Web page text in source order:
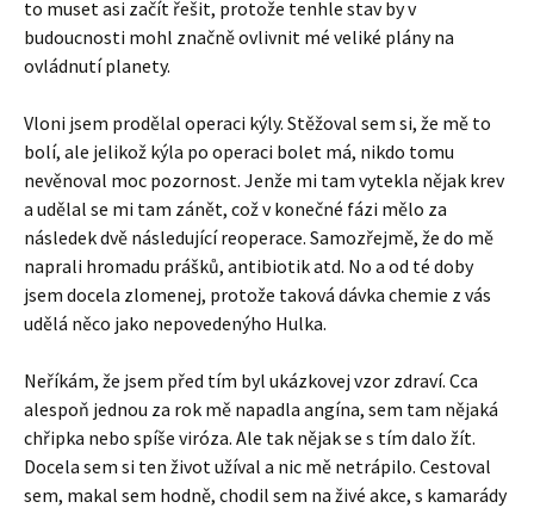
to muset asi začít řešit, protože tenhle stav by v
budoucnosti mohl značně ovlivnit mé veliké plány na
ovládnutí planety.
Vloni jsem prodělal operaci kýly. Stěžoval sem si, že mě to
bolí, ale jelikož kýla po operaci bolet má, nikdo tomu
nevěnoval moc pozornost. Jenže mi tam vytekla nějak krev
a udělal se mi tam zánět, což v konečné fázi mělo za
následek dvě následující reoperace. Samozřejmě, že do mě
naprali hromadu prášků, antibiotik atd. No a od té doby
jsem docela zlomenej, protože taková dávka chemie z vás
udělá něco jako nepovedenýho Hulka.
Neříkám, že jsem před tím byl ukázkovej vzor zdraví. Cca
alespoň jednou za rok mě napadla angína, sem tam nějaká
chřipka nebo spíše viróza. Ale tak nějak se s tím dalo žít.
Docela sem si ten život užíval a nic mě netrápilo. Cestoval
sem, makal sem hodně, chodil sem na živé akce, s kamarády